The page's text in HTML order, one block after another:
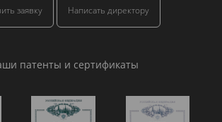
заявку Написать директору
патенты и сертификаты